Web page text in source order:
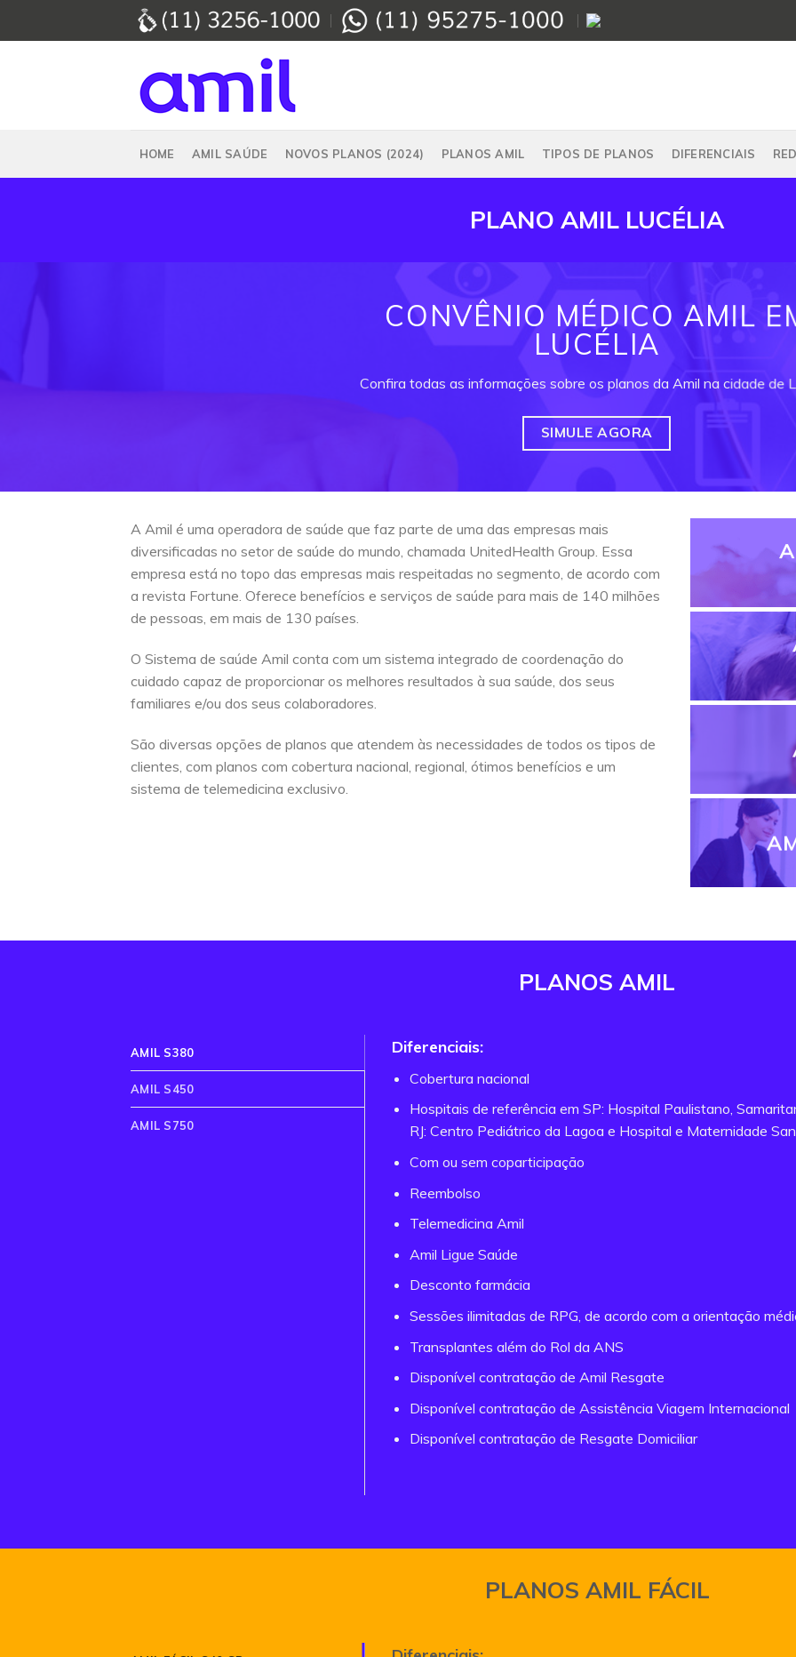
HOME AMIL SAÚDE NOVOS PLANOS (2024) PLANOS AMIL TIPOS DE PLANOS DIFERENCIAIS
PLANO AMIL LUCÉLIA
CONVÊNIO MÉDICO AMIL
LUCÉLIA
Confira todas as informações sobre os planos da Amil na cidade de
SIMULE AGORA
A Amil é uma operadora de saúde que faz parte de uma das empresas mais
diversificadas no setor de saúde do mundo, chamada UnitedHealth Group. Essa
empresa está no topo das empresas mais respeitadas no segmento, de acordo com
a revista Fortune. Oferece benefícios e serviços de saúde para mais de 140 milhões
de pessoas, em mais de 130 países.
O Sistema de saúde Amil conta com um sistema integrado de coordenação do
cuidado capaz de proporcionar os melhores resultados à sua saúde, dos seus
familiares e/ou dos seus colaboradores.
São diversas opções de planos que atendem às necessidades de todos os tipos de
clientes, com planos com cobertura nacional, regional, ótimos benefícios e um
sistema de telemedicina exclusivo.
PLANOS AMIL
AMIL S380
AMIL S450
AMIL S750
Diferenciais:
Cobertura nacional
Hospitais de referência em SP: Hospital Paulistano,
RJ: Centro Pediátrico da Lagoa e Hospital e Maternidade
Com ou sem coparticipação
Reembolso
Telemedicina Amil
Amil Ligue Saúde
Desconto farmácia
Sessões ilimitadas de RPG, de acordo com a orientação
Transplantes além do Rol da ANS
Disponível contratação de Amil Resgate
Disponível contratação de Assistência Viagem Internacional
Disponível contratação de Resgate Domiciliar
PLANOS AMIL FÁCIL